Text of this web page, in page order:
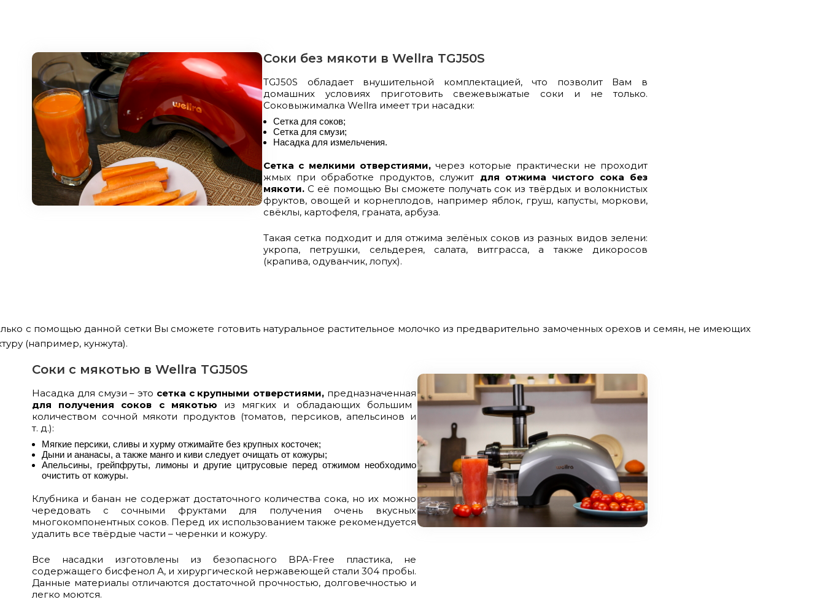
Соки без мякоти в Wellra TGJ50S
TGJ50S обладает внушительной комплектацией, что позволит Вам в
домашних условиях приготовить свежевыжатые соки и не только.
Соковыжималка Wellra имеет три насадки:
Сетка для соков;
Сетка для смузи;
Насадка для измельчения.
Сетка с мелкими отверстиями,через которые практически не проходит
жмых при обработке продуктов, служит для отжима чистого сока без
мякоти.С её помощью Вы сможете получать сок из твёрдых и волокнистых
фруктов, овощей и корнеплодов, например яблок, груш, капусты, моркови,
свёклы, картофеля, граната, арбуза.
Такая сетка подходит и для отжима зелёных соков из разных видов зелени:
укропа, петрушки, сельдерея, салата, витграсса, а также дикоросов
(крапива, одуванчик, лопух).
с помощью данной сетки Вы сможете готовить натуральное растительное молочко из предварительно замоченных орехов и семян, не имеющих
(например, кунжута).
Соки с мякотью в Wellra TGJ50S
Насадка для смузи – это сетка с крупными отверстиями, предназначенная
для получения соков с мякотью из мягких и обладающих большим
количеством сочной мякоти продуктов (томатов, персиков, апельсинов и
т. д.):
Мягкие персики, сливы и хурму отжимайте без крупных косточек;
Дыни и ананасы, а также манго и киви следует очищать от кожуры;
Апельсины, грейпфруты, лимоны и другие цитрусовые перед отжимом необходимо
очистить от кожуры.
Клубника и банан не содержат достаточного количества сока, но их можно
чередовать с сочными фруктами для получения очень вкусных
многокомпонентных соков. Перед их использованием также рекомендуется
удалить все твёрдые части – черенки и кожуру.
Все насадки изготовлены из безопасного BPA-Free пластика, не
содержащего бисфенол А, и хирургической нержавеющей стали 304 пробы.
Данные материалы отличаются достаточной прочностью, долговечностью и
легко моются.